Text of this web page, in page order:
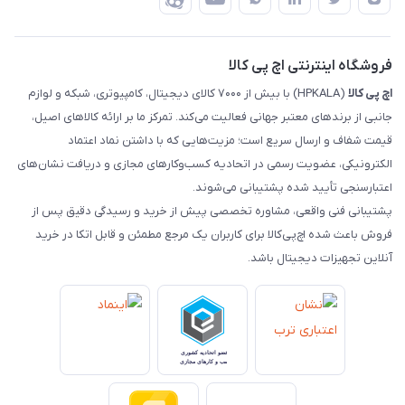
رهگیری مرسولات چاپار
رهگیری مرسولات ماهکس
تماس با ما
فروشگاه اینترنتی اچ پی کالا
اچ‌ پی‌ کالا
(HPKALA) با بیش از ۷۰۰۰ کالای دیجیتال، کامپیوتری، شبکه و لوازم
جانبی از برندهای معتبر جهانی فعالیت می‌کند. تمرکز ما بر ارائه کالاهای اصیل،
قیمت شفاف و ارسال سریع است؛ مزیت‌هایی که با داشتن نماد اعتماد
الکترونیکی، عضویت رسمی در اتحادیه کسب‌وکارهای مجازی و دریافت نشان‌های
اعتبارسنجی تأیید شده پشتیبانی می‌شوند.
پشتیبانی فنی واقعی، مشاوره تخصصی پیش از خرید و رسیدگی دقیق پس از
فروش باعث شده اچ‌پی‌کالا برای کاربران یک مرجع مطمئن و قابل اتکا در خرید
آنلاین تجهیزات دیجیتال باشد.